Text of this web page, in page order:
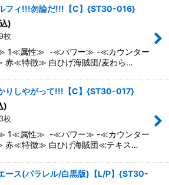
フィ!!!勿論だ!!!【C】{ST30-016}
)
枚
1≪属性≫ -≪パワー≫ -≪カウンター
≪特徴≫ 白ひげ海賊団/麦わら…
りしやがって!!!【C】{ST30-017}
)
枚
1≪属性≫ -≪パワー≫ -≪カウンター
≪特徴≫ 白ひげ海賊団≪テキス…
ース(パラレル/白黒版)【L/P】{ST30-